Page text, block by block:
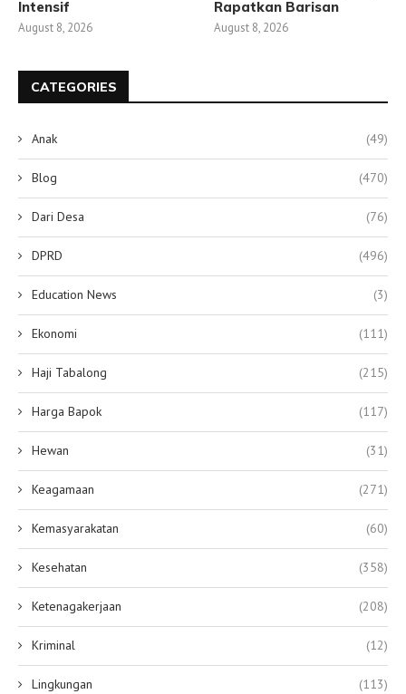
Intensif
August 8, 2026
Rapatkan Barisan
August 8, 2026
CATEGORIES
Anak (49)
Blog (470)
Dari Desa (76)
DPRD (496)
Education News (3)
Ekonomi (111)
Haji Tabalong (215)
Harga Bapok (117)
Hewan (31)
Keagamaan (271)
Kemasyarakatan (60)
Kesehatan (358)
Ketenagakerjaan (208)
Kriminal (12)
Lingkungan (113)